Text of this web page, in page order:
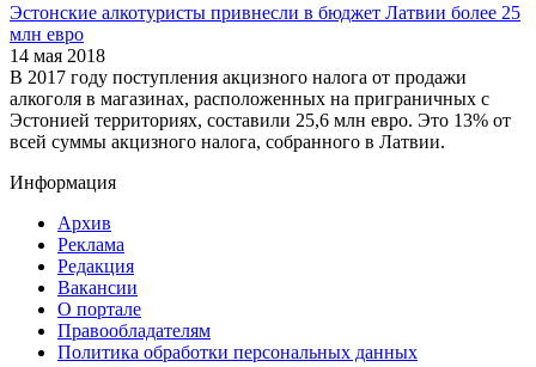
Эстонские алкотуристы привнесли в бюджет Латвии более 25
млн евро
14 мая 2018
В 2017 году поступления акцизного налога от продажи
алкоголя в магазинах, расположенных на приграничных с
Эстонией территориях, составили 25,6 млн евро. Это 13% от
всей суммы акцизного налога, собранного в Латвии.
Информация
Архив
Реклама
Редакция
Вакансии
О портале
Правообладателям
Политика обработки персональных данных